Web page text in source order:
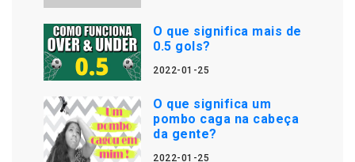
O que significa mais de
0.5 gols?
2022-01-25
O que significa um
pombo caga na cabeça
da gente?
2022-01-25